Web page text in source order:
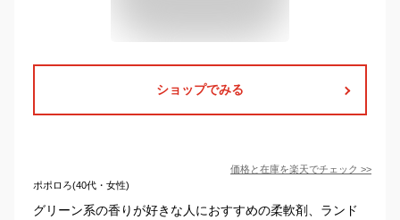
ショップでみる
価格と在庫を楽天でチェック >>
ポポロろ(40代・女性)
グリーン系の香りが好きな人におすすめの柔軟剤、ランド